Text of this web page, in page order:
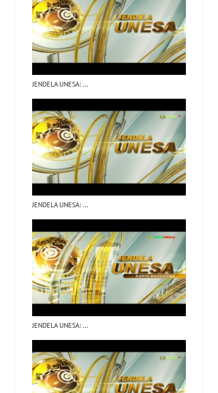
JENDELA UNESA: ...
JENDELA UNESA: ...
JENDELA UNESA: ...